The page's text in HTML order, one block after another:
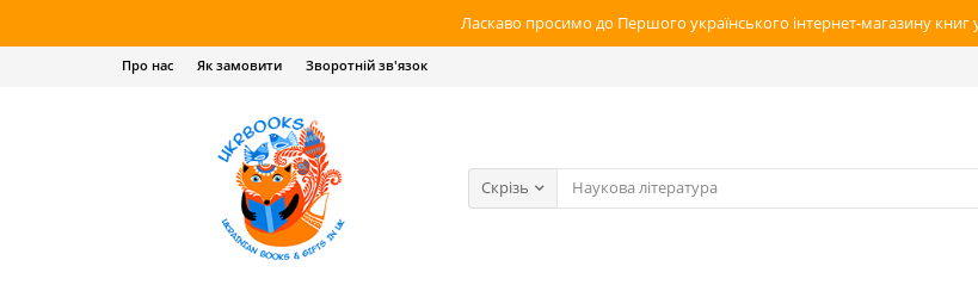
Ласкаво просимо до Першого українського інтернет-магазину книг
Про нас Як замовити Зворотній зв'язок
Скрізь